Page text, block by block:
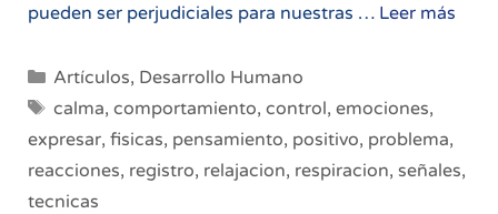
pueden ser perjudiciales para nuestras … Leer más
con
Categorías
Artículos, Desarrollo Humano
Etiquetas
calma, comportamiento, control, emociones,
expresar, fisicas, pensamiento, positivo, problema,
reacciones, registro, relajacion, respiracion, señales,
tecnicas